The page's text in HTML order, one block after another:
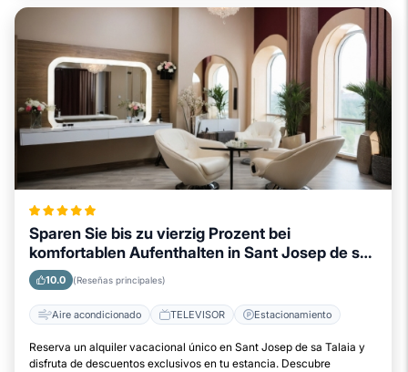
Sparen Sie bis zu vierzig Prozent bei
komfortablen Aufenthalten in Sant Josep de sa
Talaia
10.0 (Reseñas principales)
Aire acondicionado TELEVISOR Estacionamiento
Reserva un alquiler vacacional único en Sant Josep de sa Talaia y
disfruta de descuentos exclusivos en tu estancia. Descubre